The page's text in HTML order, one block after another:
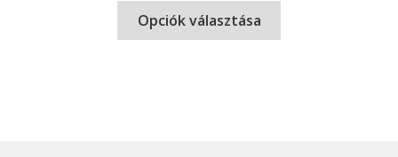
Opciók választása